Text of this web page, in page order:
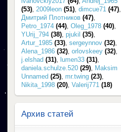
(53), 2009leon (51), dimcue71 (47),
Дмитрий Плотников (47),
Petro_1974 (44), Oleg_1978 (40),
YUrij_794 (38), pjukil (35),
Artur_1985 (33), sergeynnov (32),
Alena_1986 (32), orlovskeey (32),
j.elshad (31), lumen33 (31),
daniela.schulze.520 (29), Maksim
Unnamed (25), mr.twing (23),
Nikita_1998 (20), Valerij771 (18)
Архив статей